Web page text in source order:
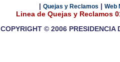
| Quejas y Reclamos | Web
Linea de Quejas y Reclamos
COPYRIGHT © 2006 PRESIDENCIA